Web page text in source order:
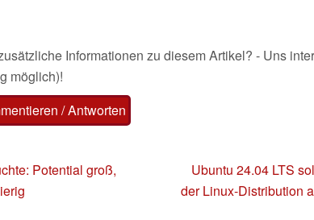
Informationen zu diesem Artikel? - Uns
möglich)!
/ Antworten
Potential groß,
Ubuntu 24.04 LTS
der Linux-Distribution